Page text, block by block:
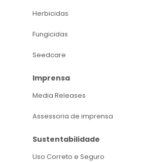
Herbicidas
Fungicidas
Seedcare
Imprensa
Media Releases
Assessoria de imprensa
Sustentabilidade
Uso Correto e Seguro